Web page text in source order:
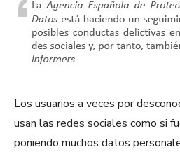
Los usuarios a veces por
usan las redes sociales como si
poniendo muchos datos